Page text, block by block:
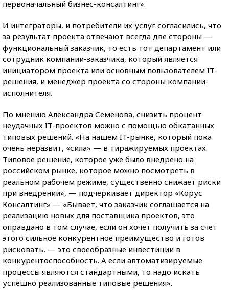
первоначальный бизнес-консалтинг».
И интеграторы, и потребители их услуг согласились, что
за результат проекта отвечают всегда две стороны —
функциональный заказчик, то есть тот департамент или
сотрудник компании-заказчика, который является
инициатором проекта или основным пользователем IT-
решения, и менеджер проекта со стороны компании-
исполнителя.
По мнению Александра Семенова, снизить процент
неудачных IT-проектов можно с помощью обкатанных
типовых решений. «На нашем IT-рынке, который пока
очень неразвит, «сила» — в тиражируемых проектах.
Типовое решение, которое уже было внедрено на
российском рынке, которое можно посмотреть в
реальном рабочем режиме, существенно снижает риски
при внедрении», — подчеркивает директор «Корус
Консалтинг» — «Бывает, что заказчик соглашается на
реализацию новых для поставщика проектов, это
оправдано в том случае, если он хочет получить за счет
этого сильное конкурентное преимущество и готов
рисковать, — это своеобразные инвестиции в
конкурентоспособность. А если автоматизируемые
процессы являются стандартными, то надо искать
успешно реализованные типовые решения».